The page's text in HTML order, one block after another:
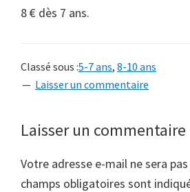
8 € dès 7 ans.
Classé sous :5-7 ans, 8-10 ans
Laisser un commentaire
Interactions
lecteur
Laisser un commentaire
Votre adresse e-mail ne sera
champs obligatoires sont